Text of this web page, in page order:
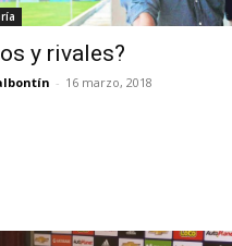
y rivales?
- 16 marzo, 2018